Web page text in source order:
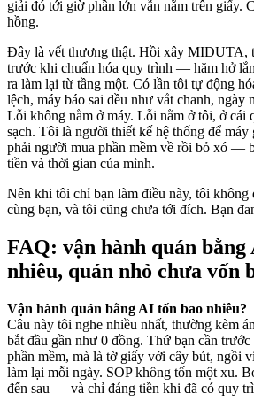
giải đó tới giờ phần lớn vẫn nằm trên giấy.
hồng.
Đây là vết thương thật. Hồi xây MIDUTA,
trước khi chuẩn hóa quy trình — hăm hở
ra làm lại từ tầng một. Có lần tôi tự động
lệch, máy báo sai đều như vắt chanh, ngày
Lỗi không nằm ở máy. Lỗi nằm ở tôi, ở cái
sạch. Tôi là người thiết kế hệ thống để
phải người mua phần mềm về rồi bỏ xó —
tiền và thời gian của mình.
Nên khi tôi chỉ bạn làm điều này, tôi
cùng bạn, và tôi cũng chưa tới đích. Bạn
FAQ: vận hành quán bằng
nhiêu, quán nhỏ chưa vốn
Vận hành quán bằng AI tốn bao nhiêu?
Câu này tôi nghe nhiều nhất, thường kèm
bắt đầu gần như 0 đồng. Thứ bạn cần
phần mềm, mà là tờ giấy với cây bút, ngồi
làm lại mỗi ngày. SOP không tốn một xu.
đến sau — và chỉ đáng tiền khi đã có quy